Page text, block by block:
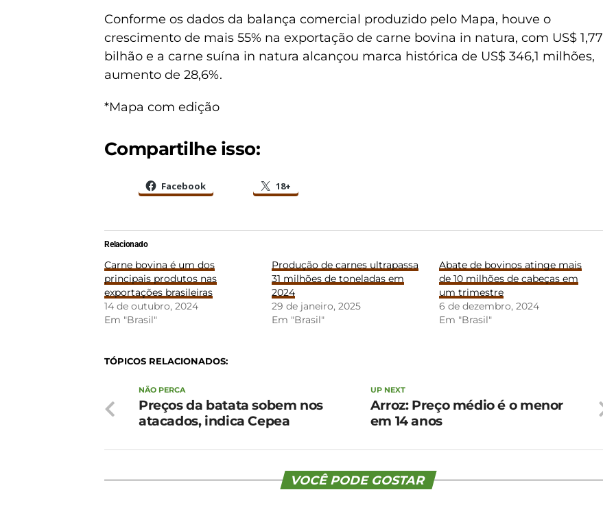
Conforme os dados da balança comercial produzido pelo Mapa, houve o
crescimento de mais 55% na exportação de carne bovina in natura, com US$ 1,77
bilhão e a carne suína in natura alcançou marca histórica de US$ 346,1 milhões,
aumento de 28,6%.
*Mapa com edição
Compartilhe isso:
Facebook 18+
Relacionado
Carne bovina é um dos
principais produtos nas
exportações brasileiras
14 de outubro, 2024
Em "Brasil"
Produção de carnes ultrapassa
31 milhões de toneladas em
2024
29 de janeiro, 2025
Em "Brasil"
Abate de bovinos atinge mais
de 10 milhões de cabeças em
um trimestre
6 de dezembro, 2024
Em "Brasil"
TÓPICOS RELACIONADOS:
UP NEXT
Arroz: Preço médio é o menor
em 14 anos
NÃO PERCA
Preços da batata sobem nos
atacados, indica Cepea
VOCÊ PODE GOSTAR